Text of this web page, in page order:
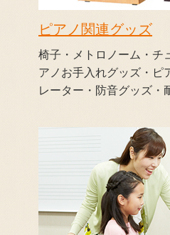
ピアノ関連グッズ
椅子・メトロノーム・チ
アノお手入れグッズ・ピ
レーター・防音グッズ・